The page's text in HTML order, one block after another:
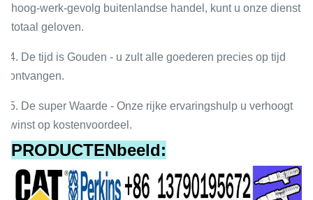
hoog-werk-gevolg buitenlandse handel, kunt u onze dienst
totaal geloven.
4. De tijd is Gouden - u zult alle goederen precies op tijd
ontvangen.
5. De super Waarde - Onze rijke ervaringshulp u verhoogt
winst op kostenvoordeel.
PRODUCTENbeeld: